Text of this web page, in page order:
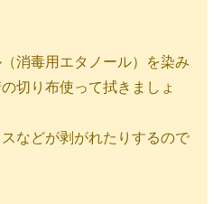
消毒用エタノール）を染み
切り布使って拭きましょ
などが剥がれたりするので